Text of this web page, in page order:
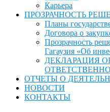
Карьера
ПРОЗРАЧНОСТЬ
Планы
Договора о
Прозрачность
Гагаузия «Об
ДЕКЛАРАЦИЯ
ОТЧЕТЫ О
НОВОСТИ
КОНТАКТЫ